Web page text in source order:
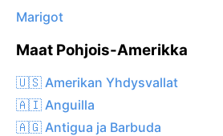
Marigot
Maat Pohjois-Amerikka
🇺🇸 Amerikan Yhdysvallat
🇦🇮 Anguilla
🇦🇬 Antigua ja Barbuda